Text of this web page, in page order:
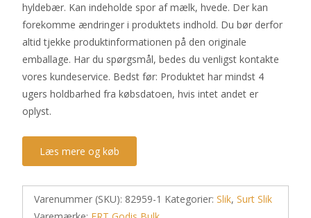
hyldebær. Kan indeholde spor af mælk, hvede. Der kan
forekomme ændringer i produktets indhold. Du bør derfor
altid tjekke produktinformationen på den originale
emballage. Har du spørgsmål, bedes du venligst kontakte
vores kundeservice. Bedst før: Produktet har mindst 4
ugers holdbarhed fra købsdatoen, hvis intet andet er
oplyst.
Læs mere og køb
Varenummer (SKU): 82959-1 Kategorier: Slik, Surt Slik